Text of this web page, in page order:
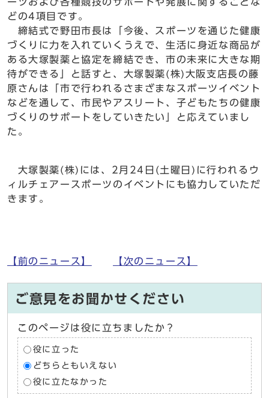
どの4項目です。
締結式で野田市長は「今後、スポーツを通じた健康
づくりに力を入れていくうえで、生活に身近な商品が
ある大塚製薬と協定を締結でき、市の未来に大きな期
待ができる」と話すと、大塚製薬(株)大阪支店長の藤
原さんは「市で行われるさまざまなスポーツイベント
などを通して、市民やアスリート、子どもたちの健康
づくりのサポートをしていきたい」と応えていまし
た。
大塚製薬(株)には、2月24日(土曜日)に行われるウ
ィルチェアースポーツのイベントにも協力していただ
きます。
【前のニュース】 【次のニュース】
ご意見をお聞かせください
このページは役に立ちましたか？
役に立った
どちらともいえない
役に立たなかった